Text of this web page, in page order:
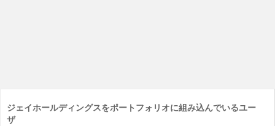
ジェイホールディングスをポートフォリオに組み込んでいるユー
ザ